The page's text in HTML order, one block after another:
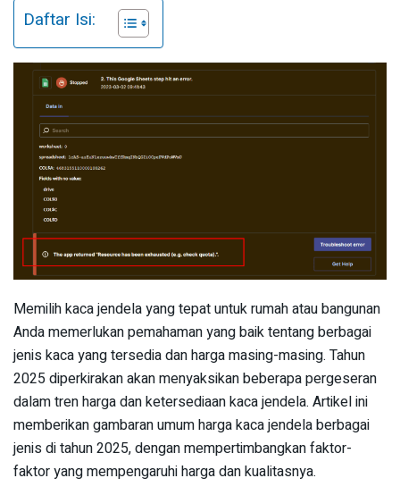
Daftar Isi:
Memilih kaca jendela yang tepat untuk rumah atau bangunan
Anda memerlukan pemahaman yang baik tentang berbagai
jenis kaca yang tersedia dan harga masing-masing. Tahun
2025 diperkirakan akan menyaksikan beberapa pergeseran
dalam tren harga dan ketersediaan kaca jendela. Artikel ini
memberikan gambaran umum harga kaca jendela berbagai
jenis di tahun 2025, dengan mempertimbangkan faktor-
faktor yang mempengaruhi harga dan kualitasnya.